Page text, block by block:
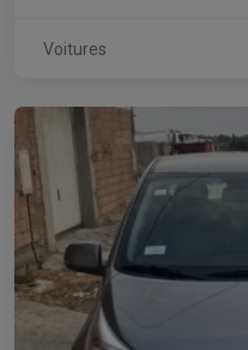
Voitures